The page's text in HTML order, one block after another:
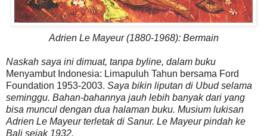
Adrien Le Mayeur (1880-1968): Bermain
Naskah saya ini dimuat, tanpa byline, dalam buku
Menyambut Indonesia: Limapuluh Tahun bersama Ford
Foundation 1953-2003. Saya bikin liputan di Ubud selama
seminggu. Bahan-bahannya jauh lebih banyak dari yang
bisa muncul dengan dua halaman buku. Musium lukisan
Adrien Le Mayeur terletak di Sanur. Le Mayeur pindah ke
Bali sejak 1932.